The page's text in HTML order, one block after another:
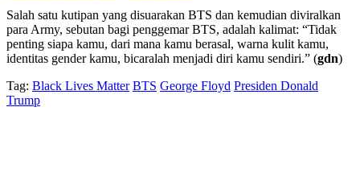
Salah satu kutipan yang disuarakan BTS dan kemudian diviralkan
para Army, sebutan bagi penggemar BTS, adalah kalimat: “Tidak
penting siapa kamu, dari mana kamu berasal, warna kulit kamu,
identitas gender kamu, bicaralah menjadi diri kamu sendiri.” (gdn)
Tag: Black Lives Matter BTS George Floyd Presiden Donald
Trump